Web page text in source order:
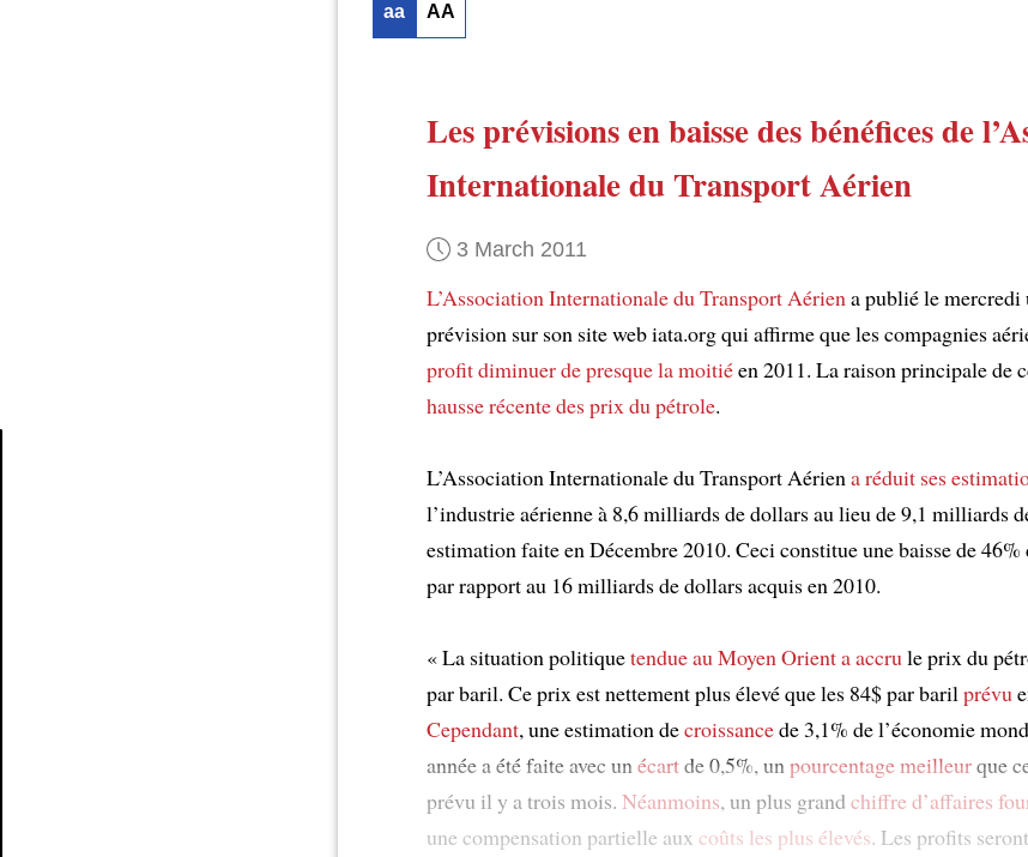
aa AA
Les prévisions en baisse des bénéfices de
Internationale du Transport Aérien
3 March 2011
L’Association Internationale du Transport Aériena publié le mercredi
prévision sur son site web iata.org qui affirme que les compagnies
profit diminuerde presque la moitiéen 2011. La raison principale de
hausse récente des prix du pétrole.
L’Association Internationale du Transport Aériena réduit ses
l’industrie aérienne à 8,6 milliards de dollars au lieu de 9,1 milliards
estimation faite en Décembre 2010. Ceci constitue une baisse de 46%
par rapport au 16 milliards de dollars acquis en 2010.
« La situation politiquetendue au Moyen Orienta accrule prix du
par baril. Ce prix est nettement plus élevé que les 84$ par barilprévu
Cependant, une estimation decroissancede 3,1% de l’économie
année a été faite avec unécartde 0,5%, unpourcentage meilleurque
prévu il y a trois mois. Néanmoins, un plus grand chiffre d’affaires
une compensation partielle aux coûts les plus élevés. Les profits seront